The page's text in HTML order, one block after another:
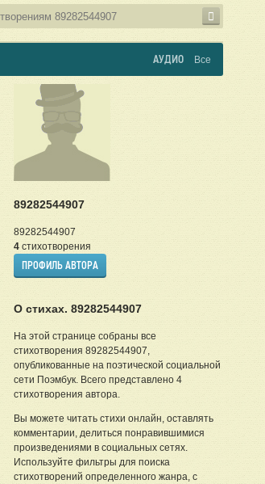
АУДИО Все
89282544907
89282544907
4стихотворения
ПРОФИЛЬ АВТОРА
О стихах. 89282544907
На этой странице собраны все
стихотворения 89282544907,
опубликованные на поэтической социальной
сети Поэмбук. Всего представлено 4
стихотворения автора.
Вы можете читать стихи онлайн, оставлять
комментарии, делиться понравившимися
произведениями в социальных сетях.
Используйте фильтры для поиска
стихотворений определенного жанра, с